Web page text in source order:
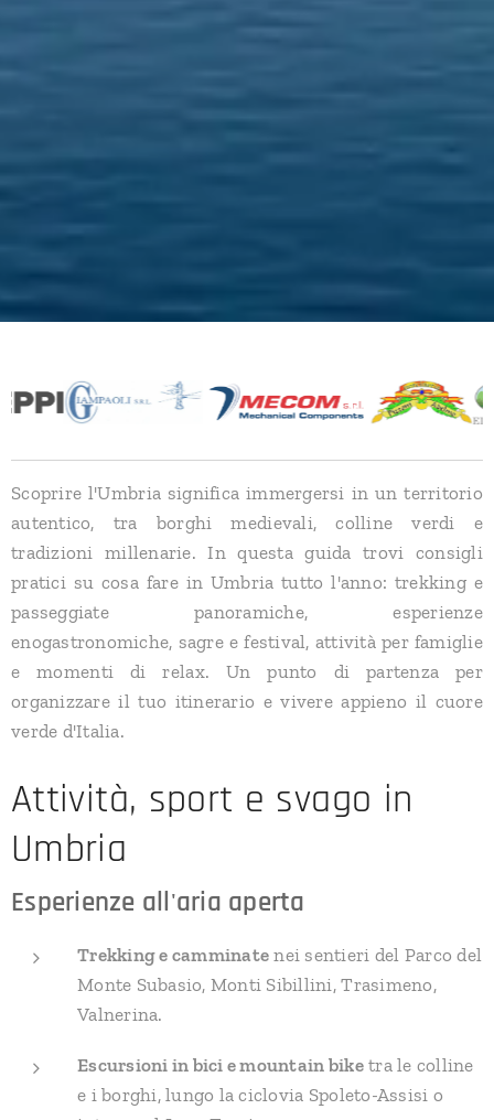
Scoprire l'Umbria significa immergersi in un territorio
autentico, tra borghi medievali, colline verdi e
tradizioni millenarie. In questa guida trovi consigli
pratici su cosa fare in Umbria tutto l'anno: trekking e
passeggiate panoramiche, esperienze
enogastronomiche, sagre e festival, attività per famiglie
e momenti di relax. Un punto di partenza per
organizzare il tuo itinerario e vivere appieno il cuore
verde d'Italia.
Attività, sport e svago in
Umbria
Esperienze all'aria aperta
Trekking e camminate nei sentieri del Parco del
Monte Subasio, Monti Sibillini, Trasimeno,
Valnerina.
Escursioni in bici e mountain biketra le colline
e i borghi, lungo la ciclovia Spoleto-Assisi o